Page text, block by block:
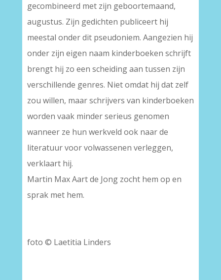
gecombineerd met zijn geboortemaand,
augustus. Zijn gedichten publiceert hij
meestal onder dit pseudoniem. Aangezien hij
onder zijn eigen naam kinderboeken schrijft
brengt hij zo een scheiding aan tussen zijn
verschillende genres. Niet omdat hij dat zelf
zou willen, maar schrijvers van kinderboeken
worden vaak minder serieus genomen
wanneer ze hun werkveld ook naar de
literatuur voor volwassenen verleggen,
verklaart hij.
Martin Max Aart de Jong zocht hem op en
sprak met hem.
foto © Laetitia Linders